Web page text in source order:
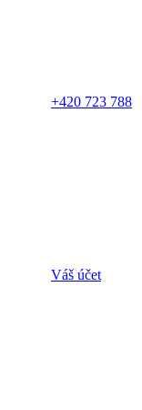
+420 723 788
Váš účet